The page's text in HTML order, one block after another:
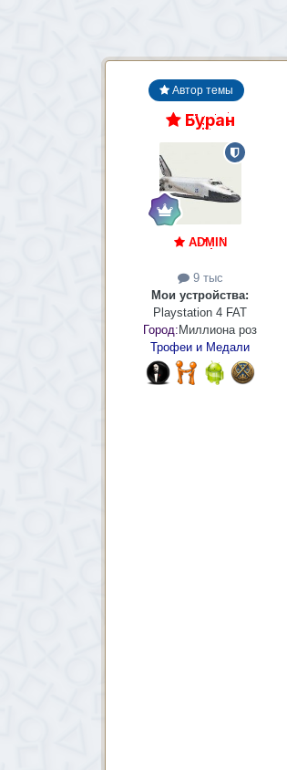
Автор темы
Буран
ADMIN
9 тыс
Мои устройства:
Playstation 4 FAT
Город: Миллиона роз
Трофеи и Медали